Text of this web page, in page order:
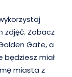
zdjęć. Zobacz
Gate, a
będziesz miał
miasta z